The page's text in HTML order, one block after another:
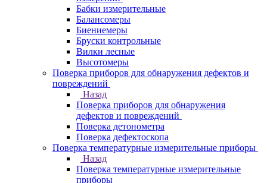
Бабки измерительные
Балансомеры
Биениемеры
Бруски контрольные
Вилки лесные
Высотомеры
Поверка приборов для обнаружения дефектов и
повреждений
Назад
Поверка приборов для обнаружения
дефектов и повреждений
Поверка детонометра
Поверка дефектоскопа
Поверка температурные измерительные приборы
Назад
Поверка температурные измерительные
приборы